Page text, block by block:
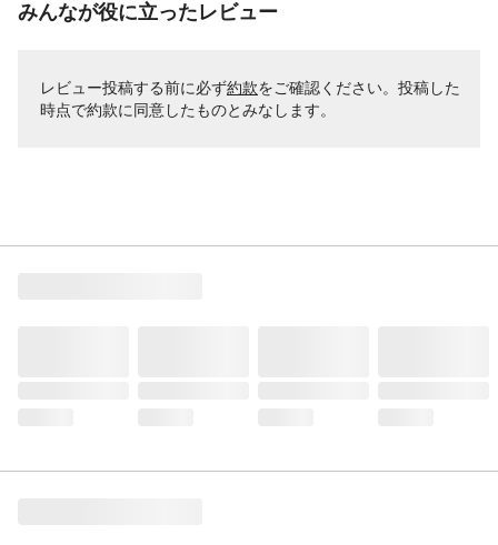
みんなが役に立ったレビュー
レビュー投稿する前に必ず約款をご確認ください。投稿した
時点で約款に同意したものとみなします。